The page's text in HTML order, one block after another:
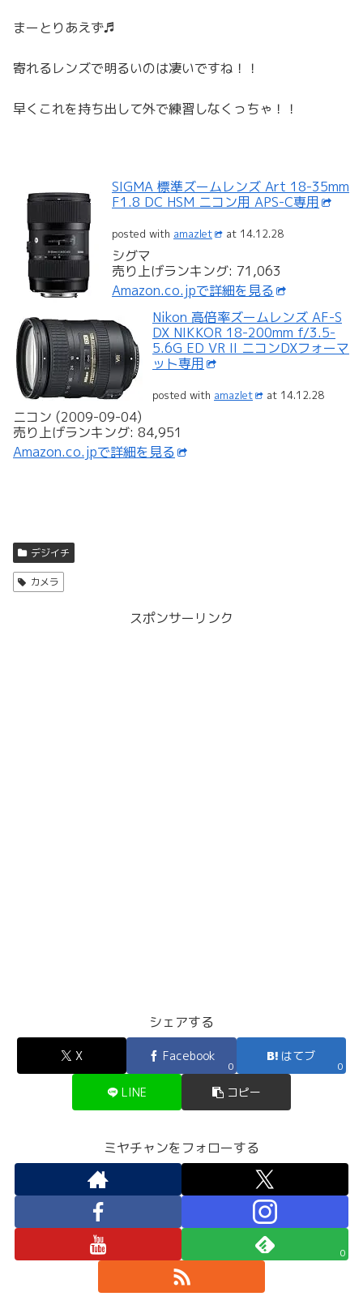
まーとりあえず♬
寄れるレンズで明るいのは凄いですね！！
早くこれを持ち出して外で練習しなくっちゃ！！
SIGMA 標準ズームレンズ Art 18-35mm
F1.8 DC HSM ニコン用 APS-C専用
posted with amazlet at 14.12.28
シグマ
売り上げランキング: 71,063
Amazon.co.jpで詳細を見る
Nikon 高倍率ズームレンズ AF-S
DX NIKKOR 18-200mm f/3.5-
5.6G ED VR II ニコンDXフォーマ
ット専用
posted with amazlet at 14.12.28
ニコン (2009-09-04)
売り上げランキング: 84,951
Amazon.co.jpで詳細を見る
デジイチ
カメラ
スポンサーリンク
シェアする
X Facebook
0
はてブ
0
LINE コピー
ミヤチャンをフォローする
0